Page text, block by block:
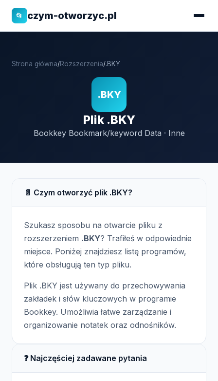
📂 czym-otworzyc.pl
Strona główna/Rozszerzenia/.BKY
.BKY
Plik .BKY
Bookkey Bookmark/keyword Data · Inne
📄 Czym otworzyć plik .BKY?
Szukasz sposobu na otwarcie pliku z
rozszerzeniem .BKY? Trafiłeś w odpowiednie
miejsce. Poniżej znajdziesz listę programów,
które obsługują ten typ pliku.
Plik .BKY jest używany do przechowywania
zakładek i słów kluczowych w programie
Bookkey. Umożliwia łatwe zarządzanie i
organizowanie notatek oraz odnośników.
❓ Najczęściej zadawane pytania